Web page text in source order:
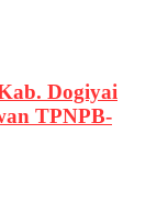
Dogiyai
TPNPB-